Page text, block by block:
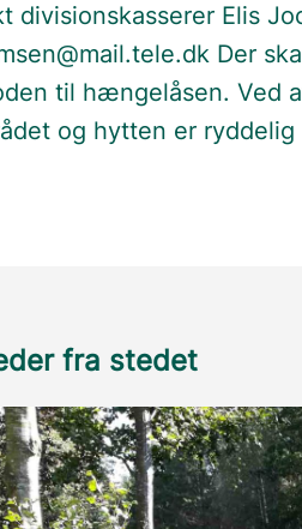
divisionskasserer Elis
Der
til hængelåsen. Ved
og hytten er ryddelig
fra stedet